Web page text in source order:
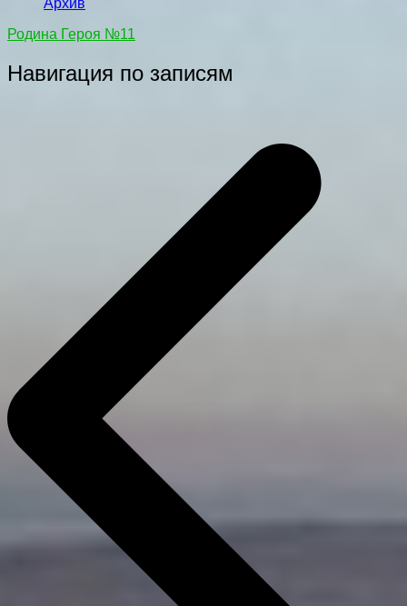
Архив
Родина Героя №11
Навигация по записям